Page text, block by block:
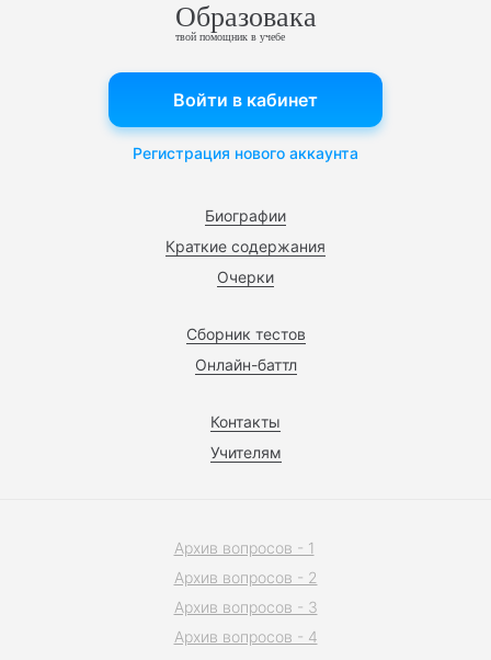
Образовака
твой помощник в учебе
Биографии
Краткие содержания
Очерки
Сборник тестов
Онлайн-баттл
Контакты
Учителям
Войти в кабинет
Регистрация нового аккаунта
Архив вопросов - 1
Архив вопросов - 2
Архив вопросов - 3
Архив вопросов - 4